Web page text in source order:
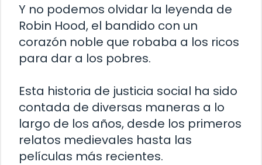
Y no podemos olvidar la leyenda de
Robin Hood, el bandido con un
corazón noble que robaba a los ricos
para dar a los pobres.
Esta historia de justicia social ha sido
contada de diversas maneras a lo
largo de los años, desde los primeros
relatos medievales hasta las
películas más recientes.